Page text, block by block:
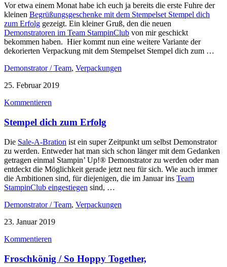
Vor etwa einem Monat habe ich euch ja bereits die erste Fuhre der
kleinen Begrüßungsgeschenke mit dem Stempelset Stempel dich
zum Erfolg gezeigt. Ein kleiner Gruß, den die neuen
Demonstratoren im Team StampinClub von mir geschickt
bekommen haben. Hier kommt nun eine weitere Variante der
dekorierten Verpackung mit dem Stempelset Stempel dich zum …
Demonstrator / Team, Verpackungen
25. Februar 2019
Kommentieren
Stempel dich zum Erfolg
Die Sale-A-Bration ist ein super Zeitpunkt um selbst Demonstrator
zu werden. Entweder hat man sich schon länger mit dem Gedanken
getragen einmal Stampin’ Up!® Demonstrator zu werden oder man
entdeckt die Möglichkeit gerade jetzt neu für sich. Wie auch immer
die Ambitionen sind, für diejenigen, die im Januar ins Team
StampinClub eingestiegen sind, …
Demonstrator / Team, Verpackungen
23. Januar 2019
Kommentieren
Froschkönig / So Hoppy Together,